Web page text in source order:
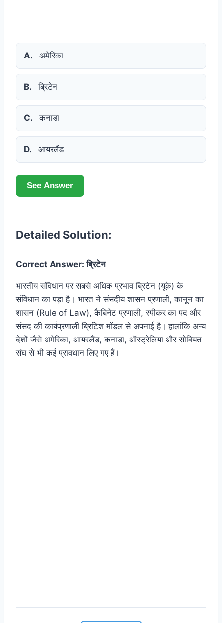
A. अमेरिका
B. ब्रिटेन
C. कनाडा
D. आयरलैंड
See Answer
Detailed Solution:
Correct Answer: ब्रिटेन
भारतीय संविधान पर सबसे अधिक प्रभाव ब्रिटेन (यूके) के
संविधान का पड़ा है। भारत ने संसदीय शासन प्रणाली, कानून का
शासन (Rule of Law), कैबिनेट प्रणाली, स्पीकर का पद और
संसद की कार्यप्रणाली ब्रिटिश मॉडल से अपनाई है। हालांकि अन्य
देशों जैसे अमेरिका, आयरलैंड, कनाडा, ऑस्ट्रेलिया और सोवियत
संघ से भी कई प्रावधान लिए गए हैं।